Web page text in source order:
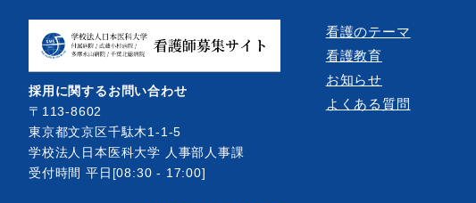
採用に関するお問い合わせ
〒113-8602
東京都文京区千駄木1-1-5
学校法人日本医科大学 人事部人事課
受付時間 平日[08:30 - 17:00]
看護のテーマ
看護教育
お知らせ
よくある質問